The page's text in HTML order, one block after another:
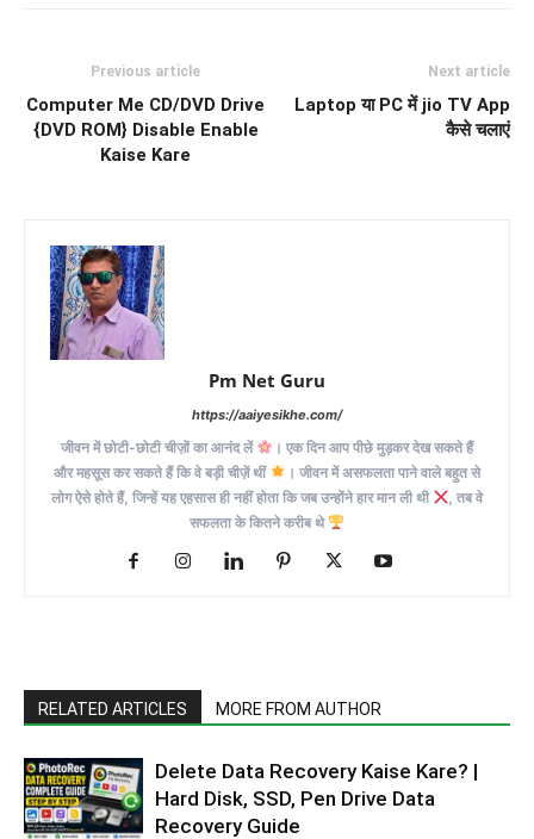
Previous article
Computer Me CD/DVD Drive
{DVD ROM} Disable Enable
Kaise Kare
Next article
Laptop या PC में jio TV App
कैसे चलाएं
Pm Net Guru
https://aaiyesikhe.com/
जीवन में छोटी-छोटी चीज़ों का आनंद लें
। एक दिन आप पीछे मुड़कर देख सकते हैं
और महसूस कर सकते हैं कि वे बड़ी चीज़ें थीं
। जीवन में असफलता पाने वाले बहुत से
लोग ऐसे होते हैं, जिन्हें यह एहसास ही नहीं होता कि जब उन्होंने हार मान ली थी
, तब वे
सफलता के कितने करीब थे
RELATED ARTICLES MORE FROM AUTHOR
Delete Data Recovery Kaise Kare? |
Hard Disk, SSD, Pen Drive Data
Recovery Guide